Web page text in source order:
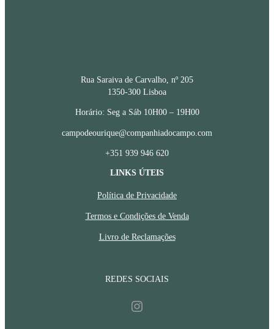
LINKS ÚTEIS
Política de Privacidade
Termos e Condições de Venda
Livro de Reclamações
REDES SOCIAIS
Instagram
Rua Saraiva de Carvalho, nº 205
1350-300 Lisboa
Horário: Seg a Sáb 10H00 – 19H00
campodeourique@companhiadocampo.com
+351 939 946 620